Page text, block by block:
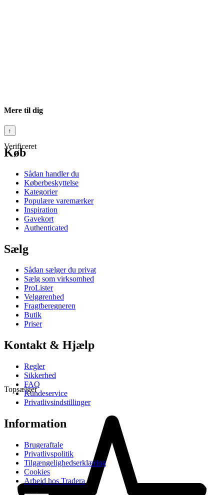
Verificeret
Topsælger
Mere til dig
↑
Køb
Sådan handler du
Køberbeskyttelse
Kategorier
Populære varemærker
Inspiration
Gavekort
Authenticated
Sælg
Sådan sælger du privat
Sælg som virksomhed
ProLister
Velgørenhed
Fragtberegneren
Butik
Priser
Kontakt & Hjælp
Regler
Sikkerhed
FAQ
Kundeservice
Privatlivsindstillinger
Information
Brugeraftale
Privatlivspolitik
Tilgængelighedserklæring
Cookies
Arbejd hos Tradera